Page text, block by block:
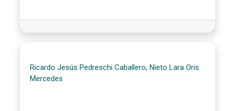
Ricardo Jesús Pedreschi Caballero, Nieto Lara Oris
Mercedes